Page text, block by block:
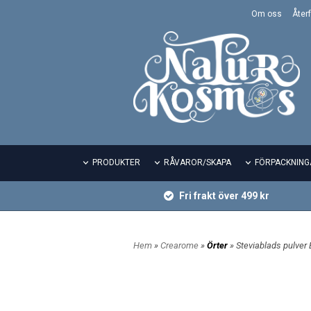
Om oss
PRODUKTER RÅVAROR/SKAPA
Fri frakt över 499 kr
Hem » Crearome » Örter » Steviablads pulver